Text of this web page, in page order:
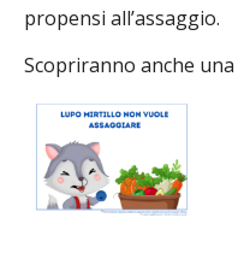
propensi all’assaggio.
Scopriranno anche